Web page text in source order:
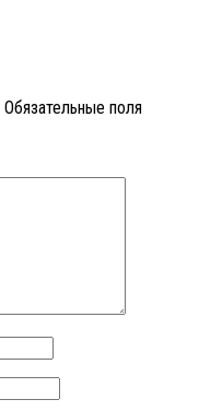
Обязательные поля